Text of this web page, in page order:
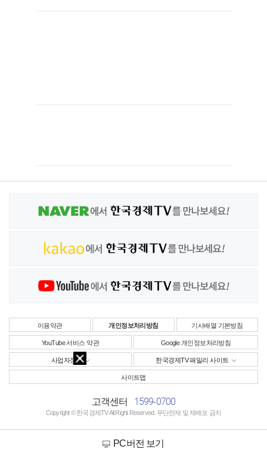
이용약관 개인정보처리방침 기사배열 기본방침
YouTube 서비스 약관 Google 개인정보처리방침
사업자정보 한국경제TV 패밀리 사이트
사이트맵
고객센터 1599-0700
Copyright © 한국경제TV All Right Reserved. 무단전재 및 재배포 금지
PC버전 보기